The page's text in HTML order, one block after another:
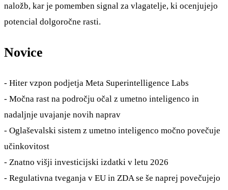
naložb, kar je pomemben signal za vlagatelje, ki ocenjujejo
potencial dolgoročne rasti.
Novice
- Hiter vzpon podjetja Meta Superintelligence Labs
- Močna rast na področju očal z umetno inteligenco in
nadaljnje uvajanje novih naprav
- Oglaševalski sistem z umetno inteligenco močno povečuje
učinkovitost
- Znatno višji investicijski izdatki v letu 2026
- Regulativna tveganja v EU in ZDA se še naprej povečujejo